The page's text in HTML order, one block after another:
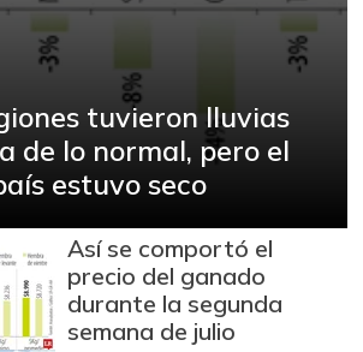
tuvieron lluvias
de lo normal, pero el
estuvo seco
Así se comportó el
precio del ganado
durante la segunda
semana de julio